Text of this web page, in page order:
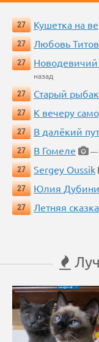
27 Кушетка на
27
Любовь
27
Новодевичий
назад
27
Старый рыбак
27
К вечеру
27
В далёкий
27
В Гомеле
—
27
Sergey Oussik
27
Юлия
27
Летняя сказка